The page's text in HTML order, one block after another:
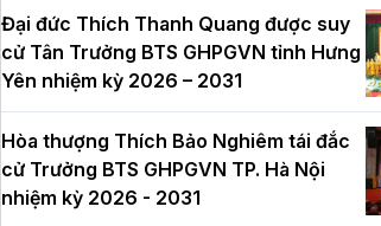
Đại đức Thích Thanh Quang được suy
cử Tân Trưởng BTS GHPGVN tỉnh Hưng
Yên nhiệm kỳ 2026 – 2031
Hòa thượng Thích Bảo Nghiêm tái đắc
cử Trưởng BTS GHPGVN TP. Hà Nội
nhiệm kỳ 2026 - 2031